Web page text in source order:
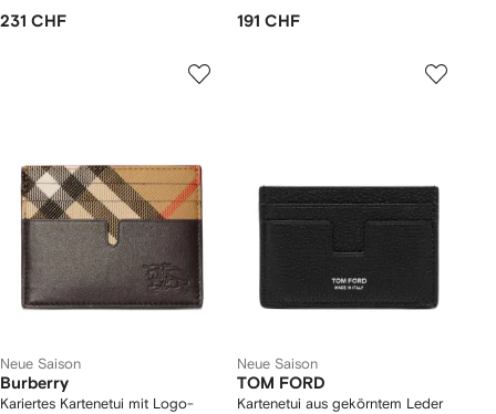
231 CHF 191 CHF
Neue Saison
Burberry
Kariertes Kartenetui mit Logo-
Neue Saison
TOM FORD
Kartenetui aus gekörntem Leder